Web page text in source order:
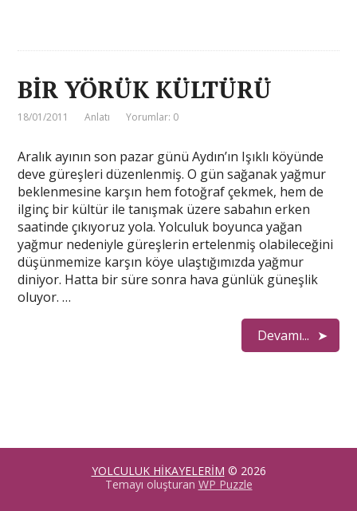
BİR YÖRÜK KÜLTÜRÜ
18/01/2011 Anlatı Yorumlar: 0
Aralık ayının son pazar günü Aydın’ın Işıklı köyünde
deve güreşleri düzenlenmiş. O gün sağanak yağmur
beklenmesine karşın hem fotoğraf çekmek, hem de
ilginç bir kültür ile tanışmak üzere sabahın erken
saatinde çıkıyoruz yola. Yolculuk boyunca yağan
yağmur nedeniyle güreşlerin ertelenmiş olabileceğini
düşünmemize karşın köye ulaştığımızda yağmur
diniyor. Hatta bir süre sonra hava günlük güneşlik
oluyor. …
Devamı...
YOLCULUK HİKAYELERİM © 2026
Temayı oluşturan WP Puzzle